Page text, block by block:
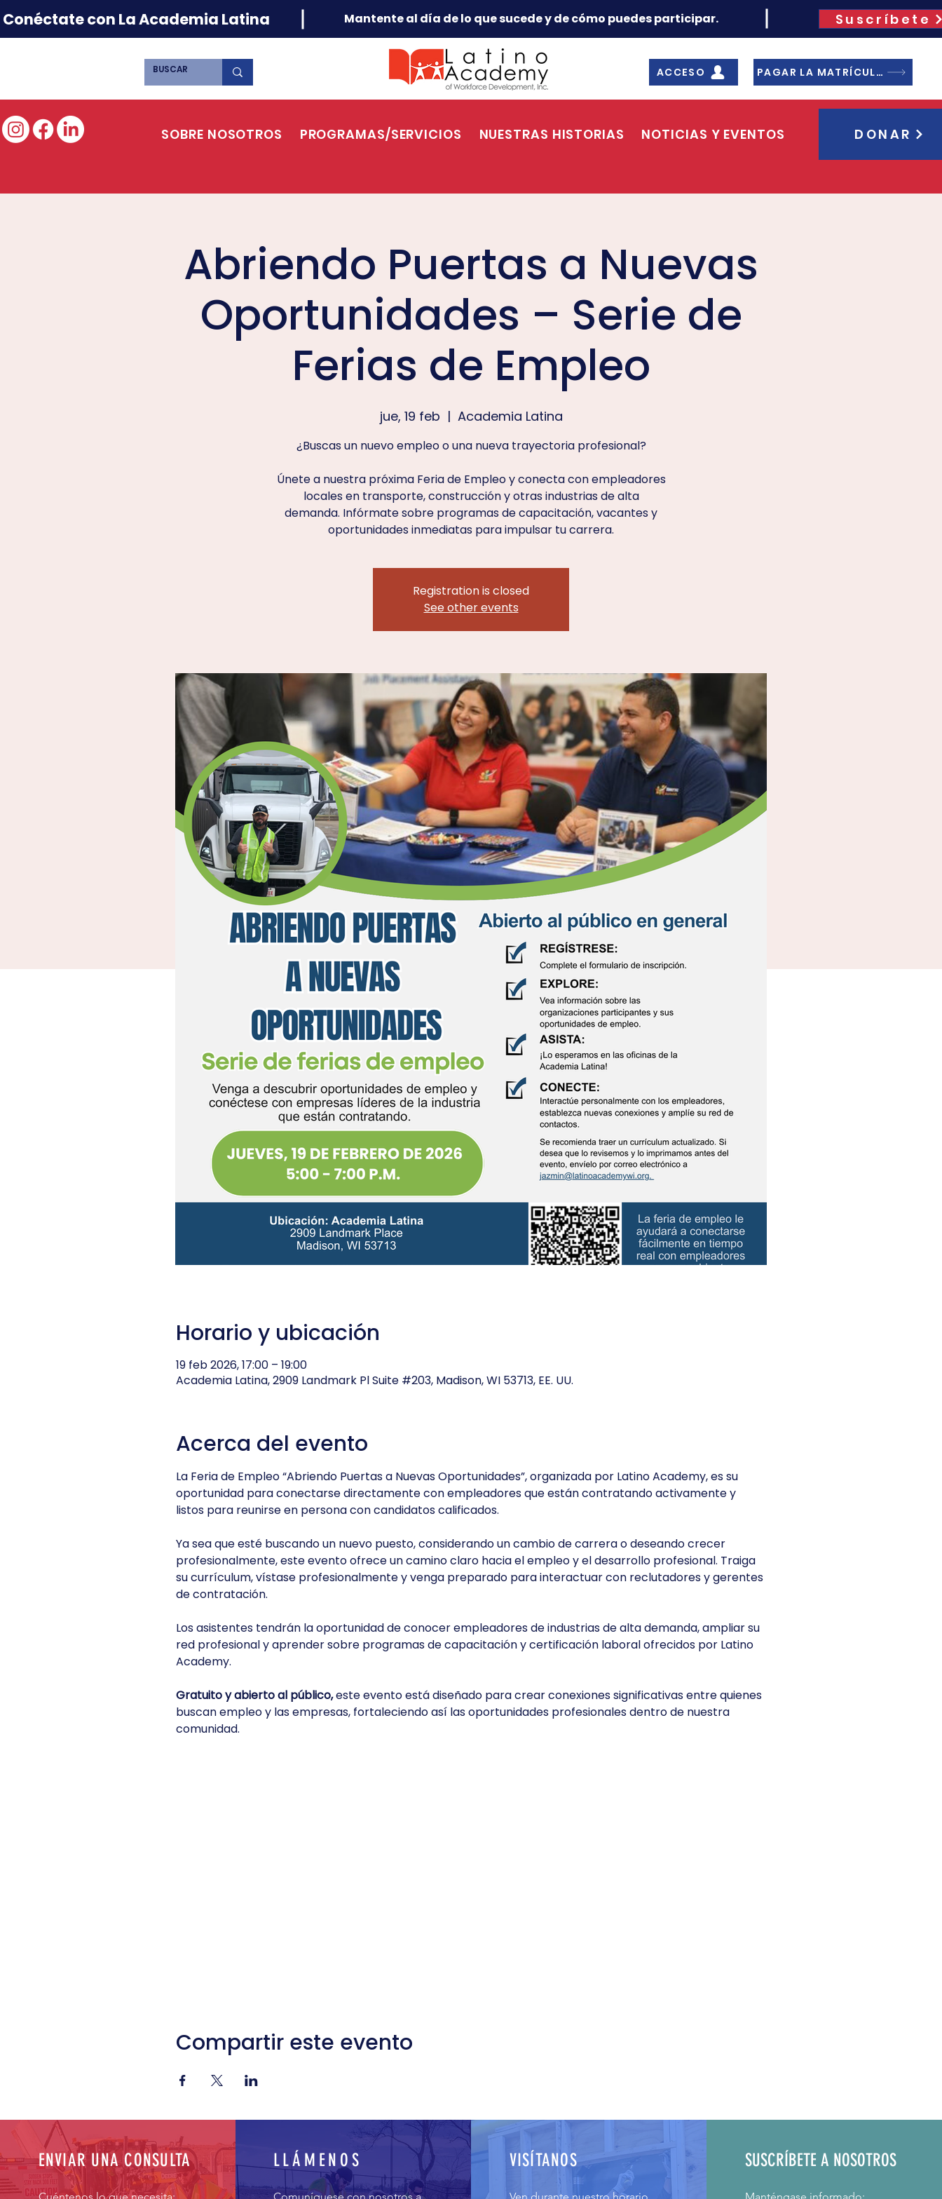
Conéctate con La Academia Latina Mantente al día de lo que sucede y de cómo puedes participar. Suscríbete
SOBRE NOSOTROS PROGRAMAS/SERVICIOS NUESTRAS HISTORIAS NOTICIAS Y EVENTOS DONAR
ACCESO PAGAR LA MATRÍCULA
Abriendo Puertas a Nuevas
Oportunidades – Serie de
Ferias de Empleo
jue, 19 feb
  |
Academia Latina
¿Buscas un nuevo empleo o una nueva trayectoria profesional?
Únete a nuestra próxima Feria de Empleo y conecta con empleadores
locales en transporte, construcción y otras industrias de alta
demanda. Infórmate sobre programas de capacitación, vacantes y
oportunidades inmediatas para impulsar tu carrera.
Registration is closed
See other events
Horario y ubicación
19 feb 2026, 17:00 – 19:00
Academia Latina, 2909 Landmark Pl Suite #203, Madison, WI 53713, EE. UU.
Acerca del evento
La Feria de Empleo “Abriendo Puertas a Nuevas Oportunidades”, organizada por Latino Academy, es su
oportunidad para conectarse directamente con empleadores que están contratando activamente y
listos para reunirse en persona con candidatos calificados.
Ya sea que esté buscando un nuevo puesto, considerando un cambio de carrera o deseando crecer
profesionalmente, este evento ofrece un camino claro hacia el empleo y el desarrollo profesional. Traiga
su currículum, vístase profesionalmente y venga preparado para interactuar con reclutadores y gerentes
de contratación.
Los asistentes tendrán la oportunidad de conocer empleadores de industrias de alta demanda, ampliar su
red profesional y aprender sobre programas de capacitación y certificación laboral ofrecidos por Latino
Academy.
Gratuito y abierto al público, este evento está diseñado para crear conexiones significativas entre quienes
buscan empleo y las empresas, fortaleciendo así las oportunidades profesionales dentro de nuestra
comunidad.
Compartir este evento
ENVIAR UNA CONSULTA LLÁMENOS VISÍTANOS SUSCRÍBETE A NOSOTROS